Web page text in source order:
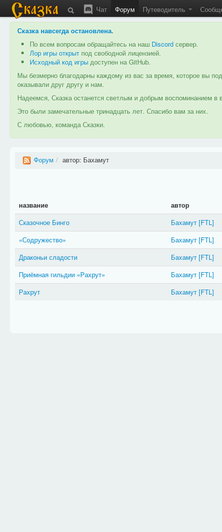
Чат Форум Путеводитель
Сказка навсегда остановлена.
По всем вопросам обращайтесь на наш Discord сервер.
Лор игры открыт под свободной лицензией.
Исходный код игры доступен на GitHub.
Мы безмерно благодарны каждому из вас за время, которое вы
оказывали друг другу и нам.
Надеемся, Сказка останется светлым и добрым воспоминанием
Это были замечательные тринадцать лет. Спасибо вам за них.
С любовью, команда Сказки.
Форум / автор: Бахамут
название
автор
Сказочное Бинго
Бахамут [FTL]
«Содружество»
Бахамут [FTL]
Драконьи сладости
Бахамут [FTL]
Приёмная гильдии «Рахрут»
Бахамут [FTL]
Рахрут
Бахамут [FTL]